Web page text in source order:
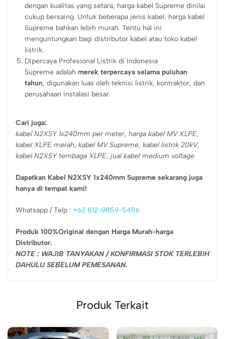
dengan kualitas yang setara, harga kabel Supreme dinilai
cukup bersaing. Untuk beberapa jenis kabel, harga kabel
Supreme bahkan lebih murah. Tentu hal ini
menguntungkan bagi distributor kabel atau toko kabel
listrik.
Dipercaya Profesional Listrik di Indonesia
Supreme adalahmerek terpercaya selama puluhan
tahun, digunakan luas oleh teknisi listrik, kontraktor, dan
perusahaan instalasi besar.
Cari juga:
kabel N2XSY 1x240mm per meter, harga kabel MV XLPE,
kabel XLPE merah, kabel MV Supreme, kabel listrik 20kV,
kabel N2XSY tembaga XLPE, jual kabel medium voltage
Dapatkan Kabel N2XSY 1x240mm Supreme sekarang juga
hanya di tempat kami!
Whatsapp / Telp : +62 812-9859-5456
Produk 100%Original dengan Harga Murah-harga
Distributor.
NOTE : WAJIB TANYAKAN / KONFIRMASI STOK TERLEBIH
DAHULU SEBELUM PEMESANAN.
Produk Terkait